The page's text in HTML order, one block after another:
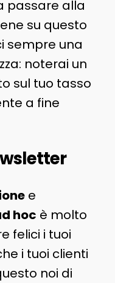
passare alla
su questo
sempre una
noterai un
sul tuo tasso
a fine
e
hoc è molto
felici i tuoi
i tuoi clienti
noi di